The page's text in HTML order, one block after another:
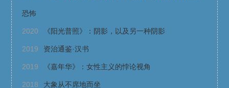
恐怖
2020 《阳光普照》：阴影，以及另一种阴影
2019 资治通鉴·汉书
2019 《嘉年华》：女性主义的悖论视角
2018 大象从不席地而坐